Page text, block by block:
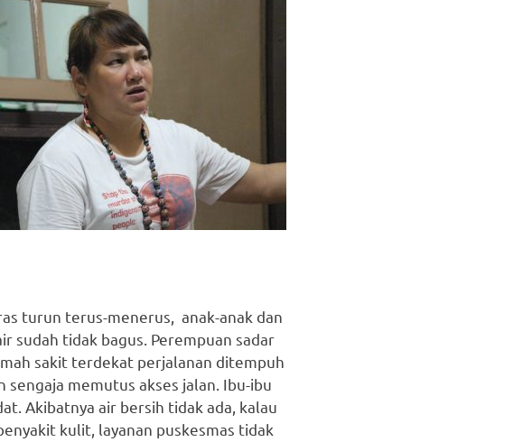
turun terus-menerus, anak-anak dan
sudah tidak bagus. Perempuan sadar
sakit terdekat perjalanan ditempuh
memutus akses jalan. Ibu-ibu
Akibatnya air bersih tidak ada, kalau
kulit, layanan puskesmas tidak